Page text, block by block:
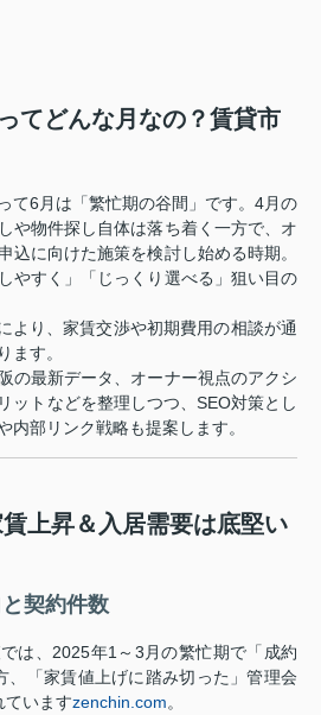
てどんな月なの？賃貸市
て6月は「繁忙期の谷間」です。4月の
や物件探し自体は落ち着く一方で、オ
込に向けた施策を検討し始める時期。
やすく」「じっくり選べる」狙い目の
より、家賃交渉や初期費用の相談が通
ます。
の最新データ、オーナー視点のアクシ
ットなどを整理しつつ、SEO対策とし
内部リンク戦略も提案します。
上昇＆入居需要は底堅い
契約件数
は、2025年1～3月の繁忙期で「成約
、「家賃値上げに踏み切った」管理会
ていますzenchin.com。